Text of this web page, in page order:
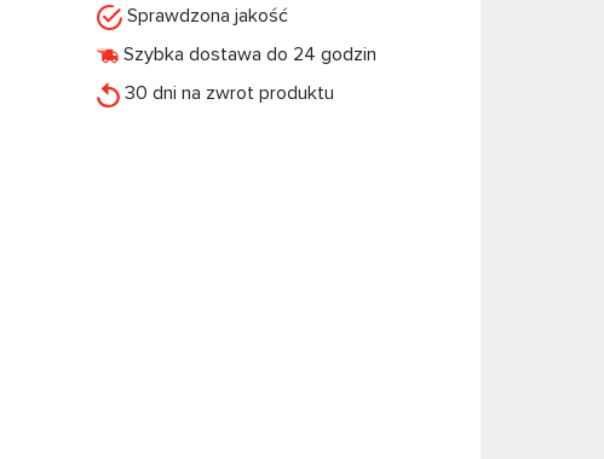
Sprawdzona jakość
Szybka dostawa do 24 godzin
30 dni na zwrot produktu